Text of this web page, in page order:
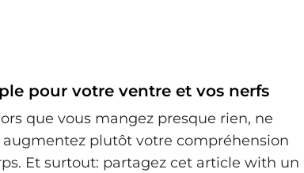
pour votre ventre et vos nerfs
que vous mangez presque rien, ne
plutôt votre compréhension
Et surtout: partagez cet article with un